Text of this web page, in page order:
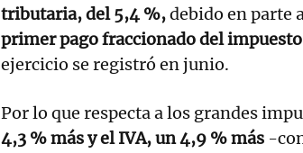
tributaria, del 5,4 %,debido en parte
primer pago fraccionado del impuesto
ejercicio se registró en junio.
Por lo que respecta a los grandes
4,3 % más y el IVA, un 4,9 % más -